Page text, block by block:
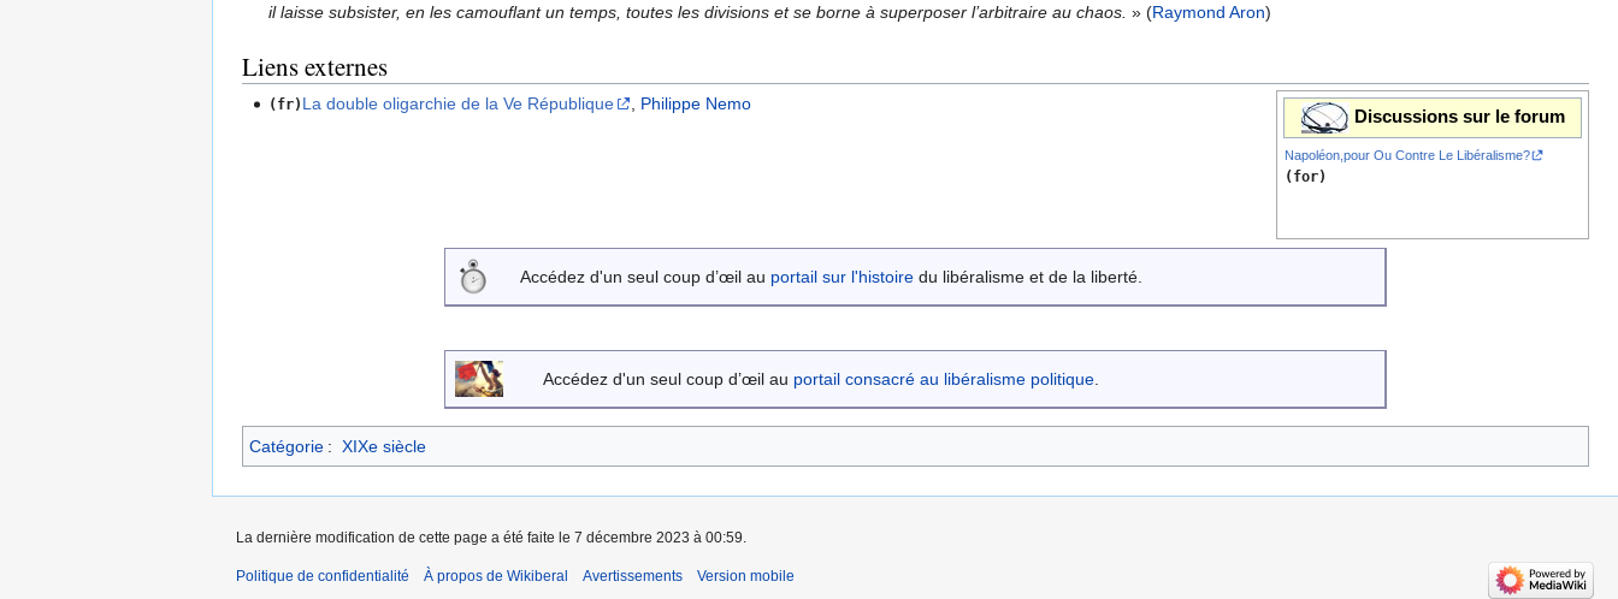
il laisse subsister, en les camouflant un temps, toutes les divisions et se borne à superposer l’arbitraire au chaos. » (Raymond Aron)
Liens externes
Discussions sur le forum
Napoléon,pour Ou Contre Le Libéralisme?
(for)
(fr) La double oligarchie de la Ve République Philippe Nemo
Accédez d'un seul coup d’œil au portail sur l'histoire du libéralisme et de la liberté.
Accédez d'un seul coup d’œil au portail consacré au libéralisme politique
Catégorie : XIXe siècle
La dernière modification de cette page a été faite le 7 décembre 2023 à 00:59.
Politique de confidentialité À propos de Wikiberal Avertissements Version mobile